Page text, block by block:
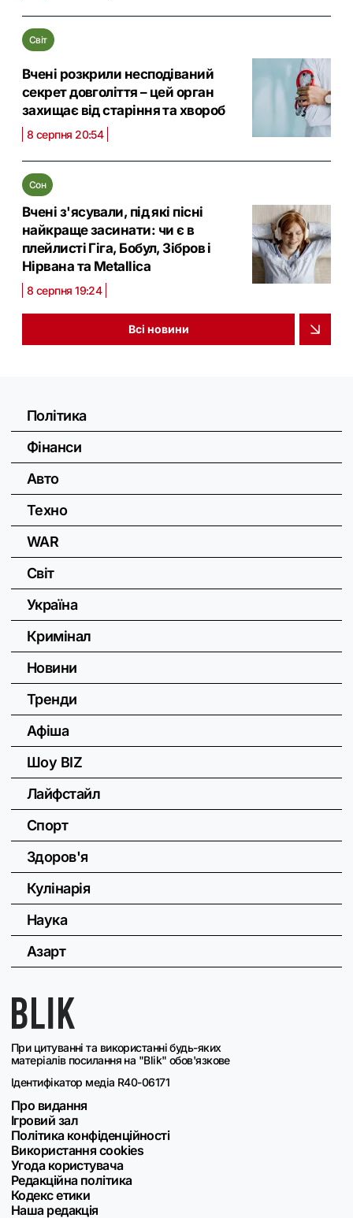
Світ
Вчені розкрили несподіваний
секрет довголіття – цей орган
захищає від старіння та хвороб
8 серпня 20:54
Сон
Вчені з'ясували, під які пісні
найкраще засинати: чи є в
плейлисті Гіга, Бобул, Зібров і
Нірвана та Metallica
8 серпня 19:24
Всі новини
При цитуванні та використанні будь-яких
матеріалів посилання на "Blik" обов'язкове
Ідентифікатор медіа R40-06171
Про видання
Ігровий зал
Політика конфіденційності
Використання cookies
Угода користувача
Редакційна політика
Кодекс етики
Наша редакція
Політика
Фінанси
Авто
Техно
WAR
Світ
Україна
Кримінал
Новини
Тренди
Афіша
Шоу BIZ
Лайфстайл
Спорт
Здоров'я
Кулінарія
Наука
Азарт